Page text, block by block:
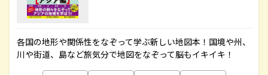
各国の地形や関係性をなぞって学ぶ新しい地図本！国境や州、
川や街道、島など旅気分で地図をなぞって脳もイキイキ！